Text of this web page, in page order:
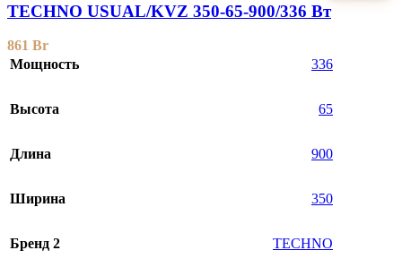
TECHNO USUAL/KVZ 350-65-900/336 Вт
861 Br
Мощность
336
Высота 65
Длина 900
Ширина 350
Бренд 2 TECHNO